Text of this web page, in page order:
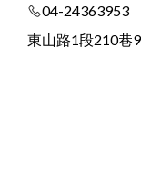
04-24363953
東山路1段210巷